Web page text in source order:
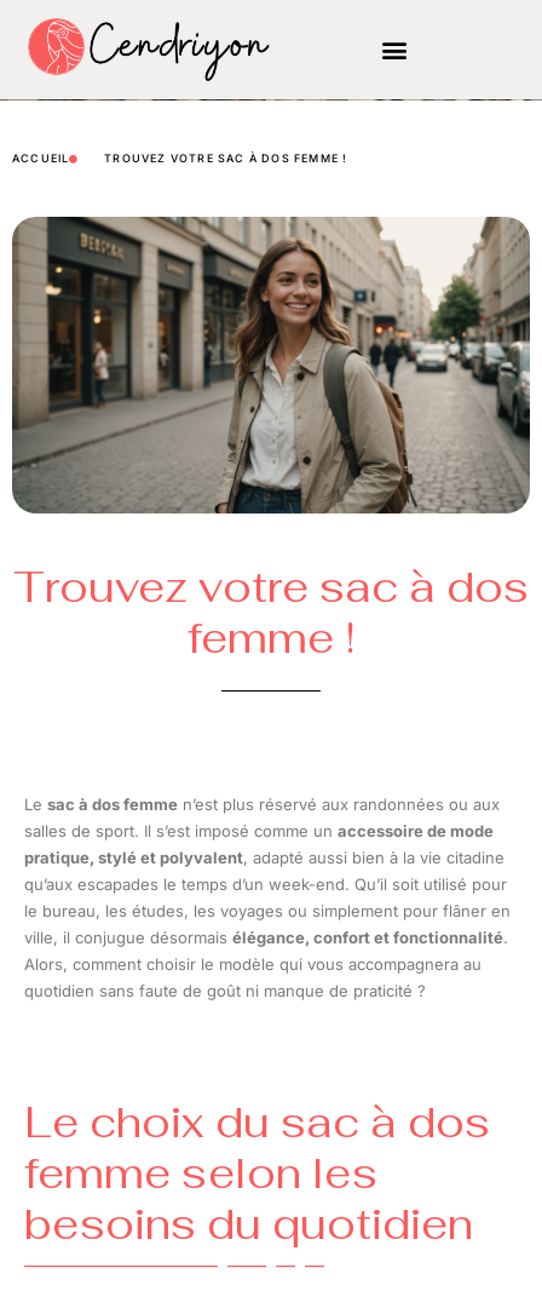
ACCUEIL TROUVEZ VOTRE SAC À DOS FEMME !
Trouvez votre sac à dos
femme !
Le sac à dos femme n’est plus réservé aux randonnées ou aux
salles de sport. Il s’est imposé comme un accessoire de mode
pratique, stylé et polyvalent, adapté aussi bien à la vie citadine
qu’aux escapades le temps d’un week-end. Qu’il soit utilisé pour
le bureau, les études, les voyages ou simplement pour flâner en
ville, il conjugue désormais élégance, confort et fonctionnalité.
Alors, comment choisir le modèle qui vous accompagnera au
quotidien sans faute de goût ni manque de praticité ?
Le choix du sac à dos
femme selon les
besoins du quotidien